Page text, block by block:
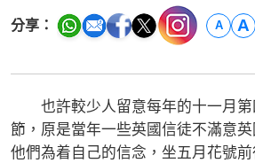
分享： A A
也許較少人留意每年的十一月第
節，原是當年一些英國信徒不滿意英
他們為着自己的信念，坐五月花號